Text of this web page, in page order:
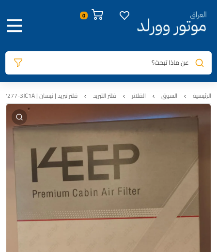
0
عن ماذا تبحث؟
الرئيسية السوق الفلاتر فلتر التبريد فلتر تبريد | نيسان | KEEP | 27277-3JC1A
صور المنتج معلومات المنتج الوصف السيارات المتوافقة